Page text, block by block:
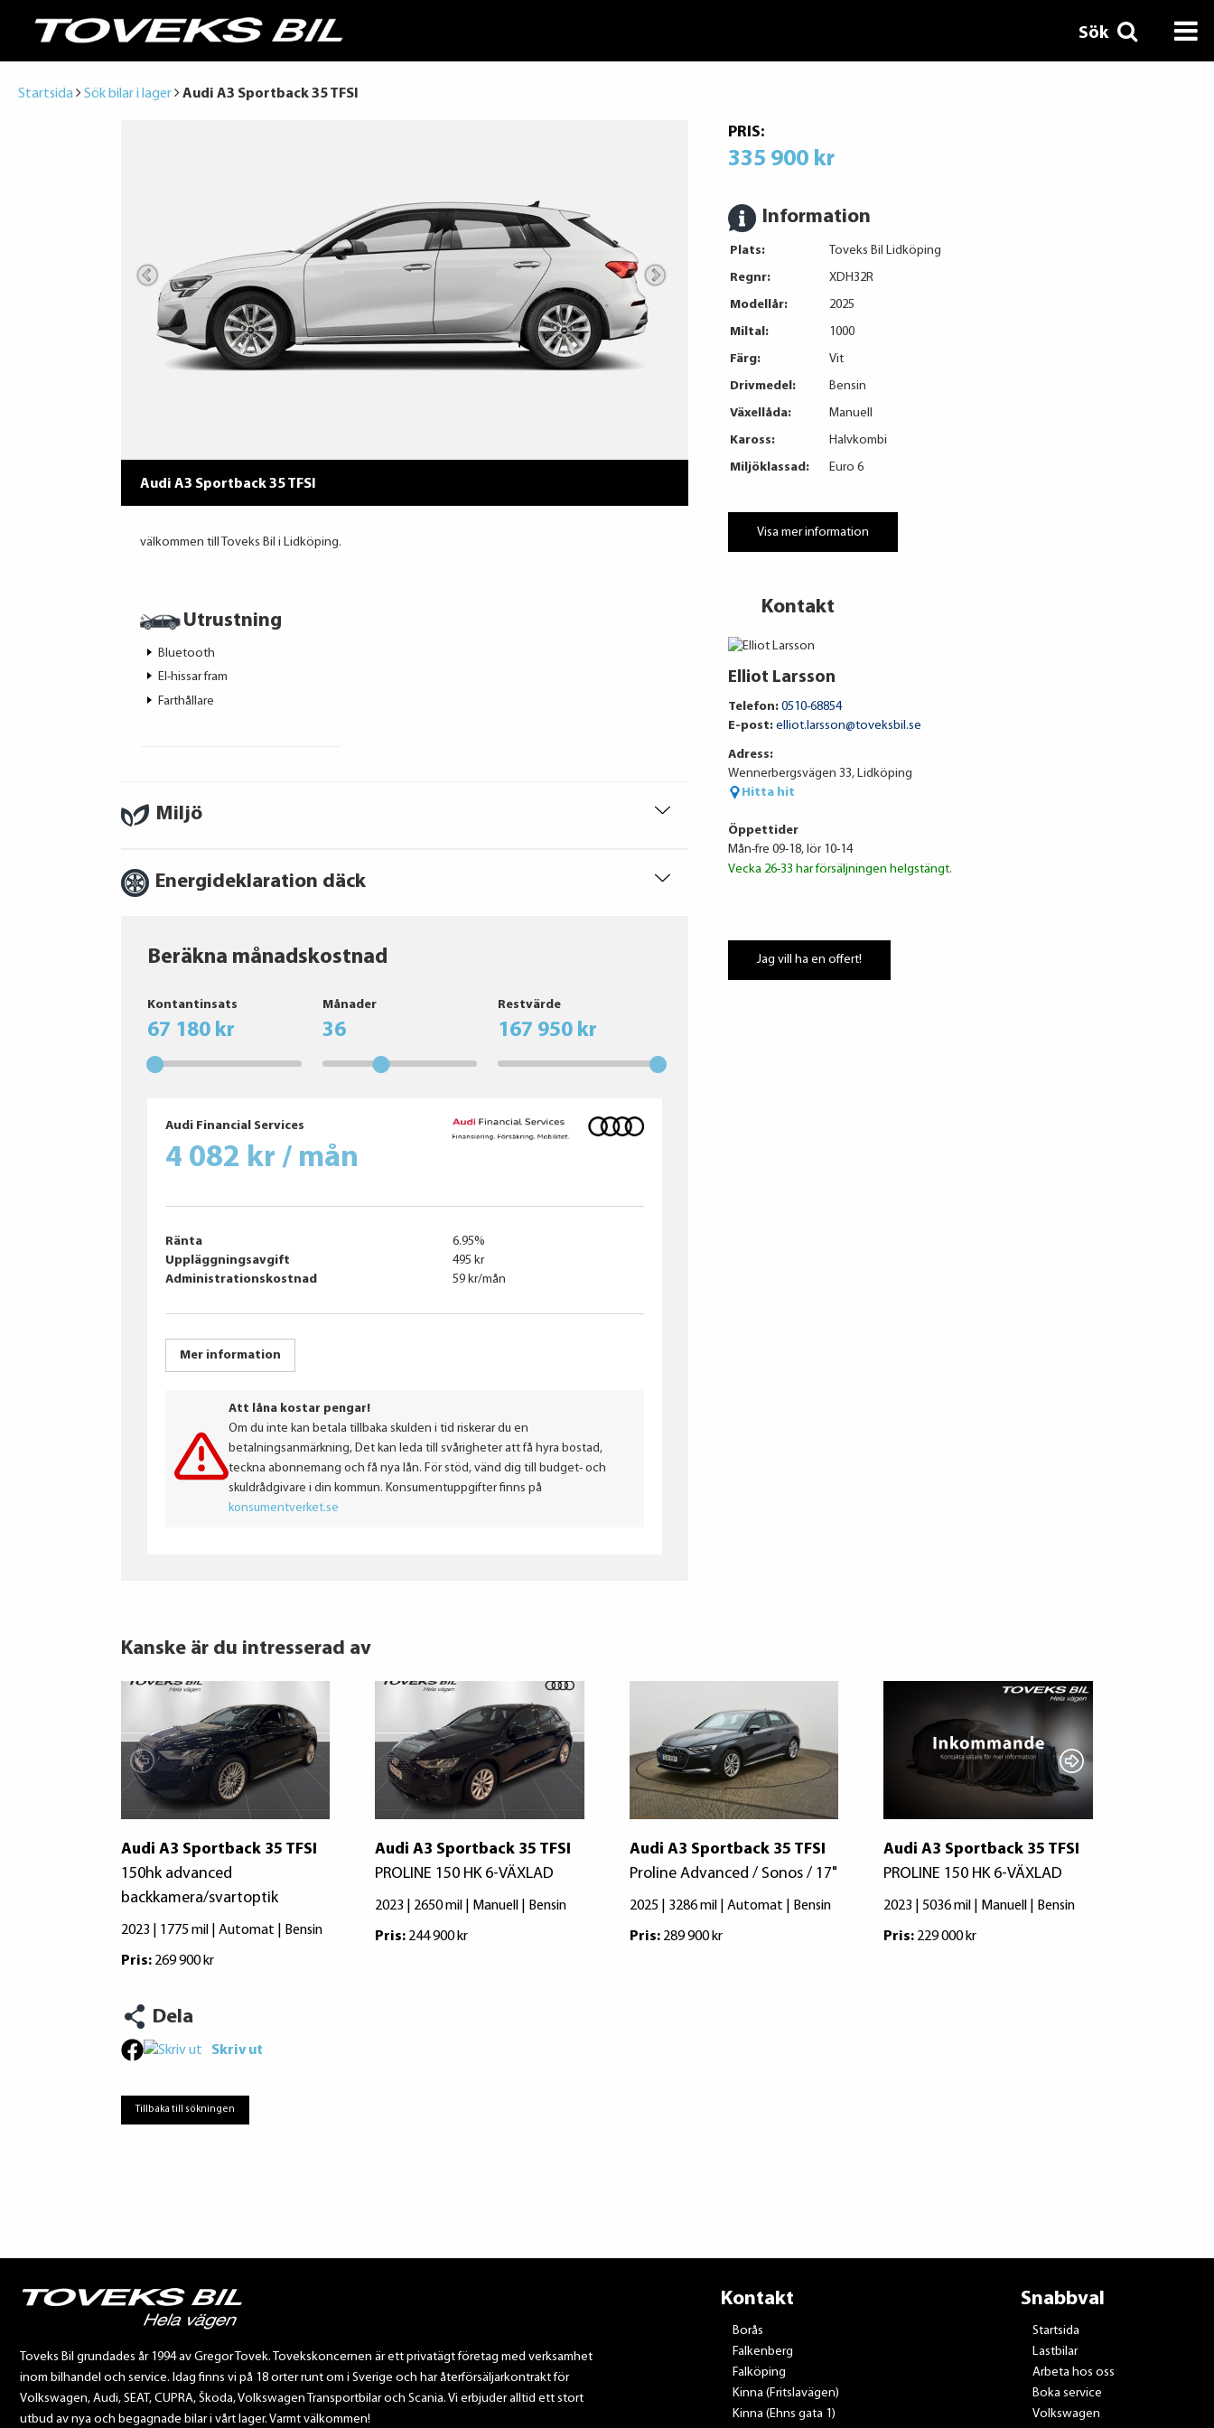
Sök
Startsida Sök bilar i lager Audi A3 Sportback 35 TFSI
Audi A3 Sportback 35 TFSI
välkommen till Toveks Bil i Lidköping.
Utrustning
Bluetooth
El-hissar fram
Farthållare
Miljö
Energideklaration däck
Falken
GOODYEAR
Bridgestone
Nexen
Beräkna månadskostnad
Kontantinsats
67 180 kr
Månader
36
Restvärde
167 950 kr
Audi Financial Services
4 082 kr / mån
Ränta
6.95%
Uppläggningsavgift
495 kr
Administrationskostnad
59 kr/mån
Mer information
Att låna kostar pengar!
Om du inte kan betala tillbaka skulden i tid riskerar du en
betalningsanmärkning, Det kan leda till svårigheter att få hyra bostad,
teckna abonnemang och få nya lån. För stöd, vänd dig till budget- och
skuldrådgivare i din kommun. Konsumentuppgifter finns på
konsumentverket.se
PRIS:
335 900 kr
Information
Plats:
Toveks Bil Lidköping
Regnr:
XDH32R
Modellår:
2025
Miltal:
1000
Färg:
Vit
Drivmedel:
Bensin
Växellåda:
Manuell
Kaross:
Halvkombi
Miljöklassad:
Euro 6
Visa mer information
Kontakt
Elliot Larsson
Telefon: 0510-68854
E-post: elliot.larsson@toveksbil.se
Adress:
Wennerbergsvägen 33, Lidköping
Hitta hit
Öppettider
Mån-fre 09-18, lör 10-14
Vecka 26-33 har försäljningen helgstängt.
Jag vill ha en offert!
Kanske är du intresserad av
Audi A3 Sportback 35 TFSI
150hk advanced
backkamera/svartoptik
2023 | 1775 mil | Automat | Bensin
Pris:269 900 kr
Audi A3 Sportback 35 TFSI
PROLINE 150 HK 6-VÄXLAD
2023 | 2650 mil | Manuell | Bensin
Pris: 244 900 kr
Audi A3 Sportback 35 TFSI
Proline Advanced / Sonos / 17"
2025 | 3286 mil | Automat | Bensin
Pris:289 900 kr
Audi A3 Sportback 35 TFSI
PROLINE 150 HK 6-VÄXLAD
2023 | 5036 mil | Manuell | Bensin
Pris: 229 000 kr
Dela
Skriv ut
Tillbaka till sökningen
Toveks Bil grundades år 1994 av Gregor Tovek. Tovekskoncernen är ett privatägt företag med verksamhet
inom bilhandel och service. Idag finns vi på 18 orter runt om i Sverige och har återförsäljarkontrakt för
Volkswagen, Audi, SEAT, CUPRA, Škoda, Volkswagen Transportbilar och Scania. Vi erbjuder alltid ett stort
utbud av nya och begagnade bilar i vårt lager. Varmt välkommen!
Kontakt
Borås
Falkenberg
Falköping
Kinna (Fritslavägen)
Kinna (Ehns gata 1)
Snabbval
Startsida
Lastbilar
Arbeta hos oss
Boka service
Volkswagen